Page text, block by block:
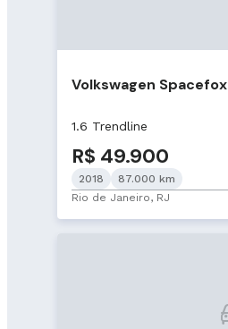
Volkswagen Spacefox
1.6 Trendline
R$ 49.900
2018
87.000 km
Rio de Janeiro, RJ